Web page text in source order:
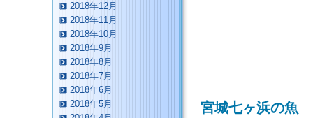
宮城七ヶ浜の魚
2018年12月
2018年11月
2018年10月
2018年9月
2018年8月
2018年7月
2018年6月
2018年5月